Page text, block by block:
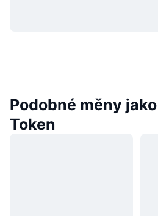
Podobné měny
Token